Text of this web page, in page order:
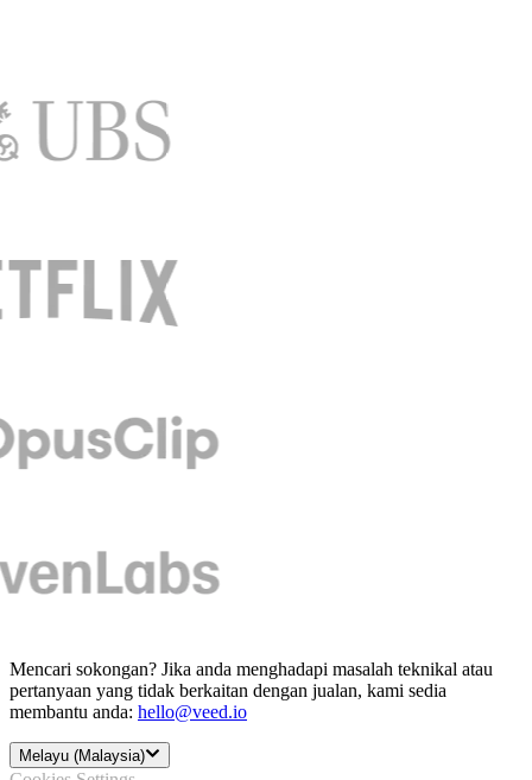
Mencari sokongan? Jika anda menghadapi masalah teknikal atau
pertanyaan yang tidak berkaitan dengan jualan, kami sedia
membantu anda: hello@veed.io
Melayu (Malaysia)